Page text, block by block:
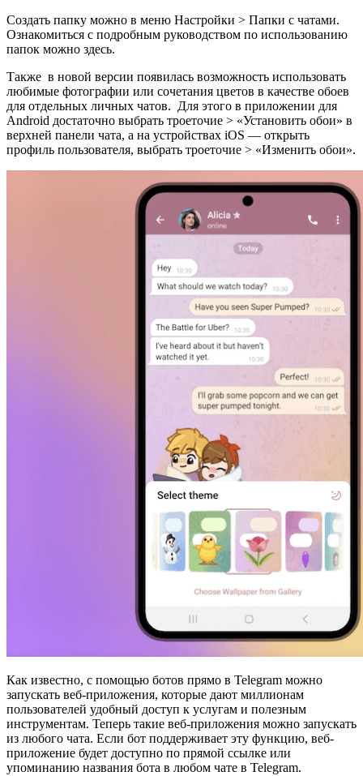
Создать папку можно в меню Настройки > Папки с чатами.
Ознакомиться с подробным руководством по использованию
папок можно здесь.
Также в новой версии появилась возможность использовать
любимые фотографии или сочетания цветов в качестве обоев
для отдельных личных чатов. Для этого в приложении для
Android достаточно выбрать троеточие > «Установить обои» в
верхней панели чата, а на устройствах iOS — открыть
профиль пользователя, выбрать троеточие > «Изменить обои».
Как известно, с помощью ботов прямо в Telegram можно
запускать веб-приложения, которые дают миллионам
пользователей удобный доступ к услугам и полезным
инструментам. Теперь такие веб-приложения можно запускать
из любого чата. Если бот поддерживает эту функцию, веб-
приложение будет доступно по прямой ссылке или
упоминанию названия бота в любом чате в Telegram.